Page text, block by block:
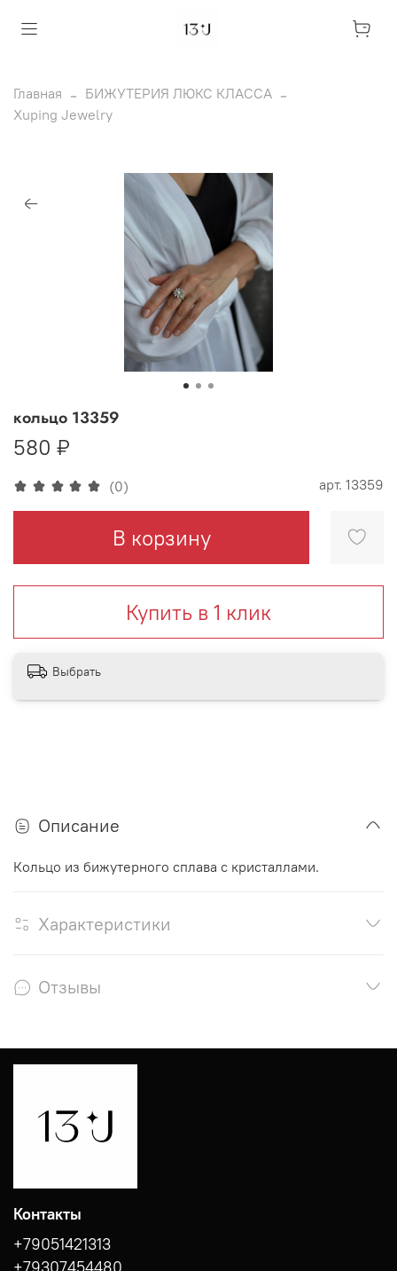
Главная
БИЖУТЕРИЯ ЛЮКС КЛАССА
Xuping Jewelry
(0) арт. 13359
кольцо 13359
580 ₽
В корзину
Купить в 1 клик
Выбрать
Описание
Кольцо из бижутерного сплава с кристаллами.
Характеристики
Отзывы
Контакты
+79051421313